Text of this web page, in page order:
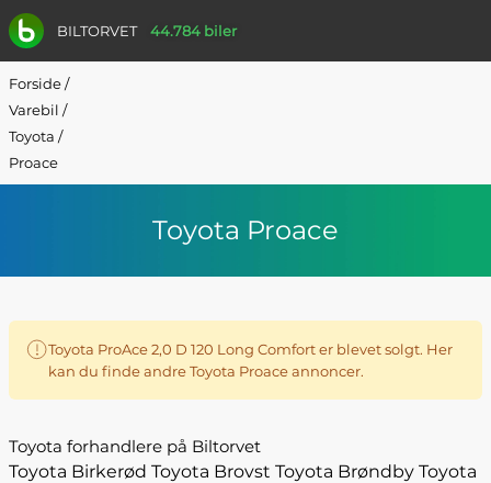
BILTORVET 44.784 biler
Forside/
Varebil /
Toyota /
Proace
Toyota Proace
Toyota ProAce 2,0 D 120 Long Comfort er blevet solgt. Her
kan du finde andre Toyota Proace annoncer.
Toyota forhandlere på Biltorvet
Toyota Birkerød Toyota Brovst Toyota Brøndby Toyota